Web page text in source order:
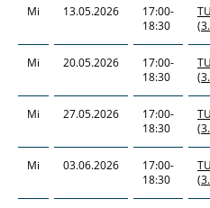
Mi 13.05.2026
17:00-
18:30
Mi 20.05.2026
17:00-
18:30
Mi 27.05.2026
17:00-
18:30
Mi 03.06.2026
17:00-
18:30